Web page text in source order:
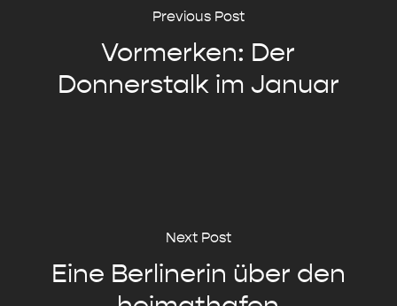
Previous Post
Vormerken: Der
Donnerstalk im Januar
Next Post
Eine Berlinerin über den